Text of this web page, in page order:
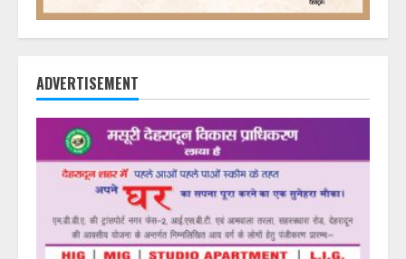
ADVERTISEMENT